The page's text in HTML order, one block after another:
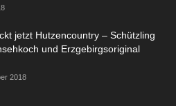
jetzt Hutzencountry – Schützling
und Erzgebirgsoriginal
2018